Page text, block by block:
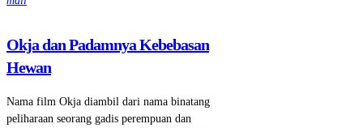
Okja dan Padamnya Kebebasan
Hewan
Nama film Okja diambil dari nama binatang
peliharaan seorang gadis perempuan dan